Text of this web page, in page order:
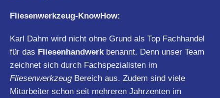
Fliesenwerkzeug-KnowHow:
Karl Dahm wird nicht ohne Grund als Top Fachhandel
für das Fliesenhandwerkbenannt. Denn unser Team
zeichnet sich durch Fachspezialisten im
FliesenwerkzeugBereich aus. Zudem sind viele
Mitarbeiter schon seit mehreren Jahrzenten im